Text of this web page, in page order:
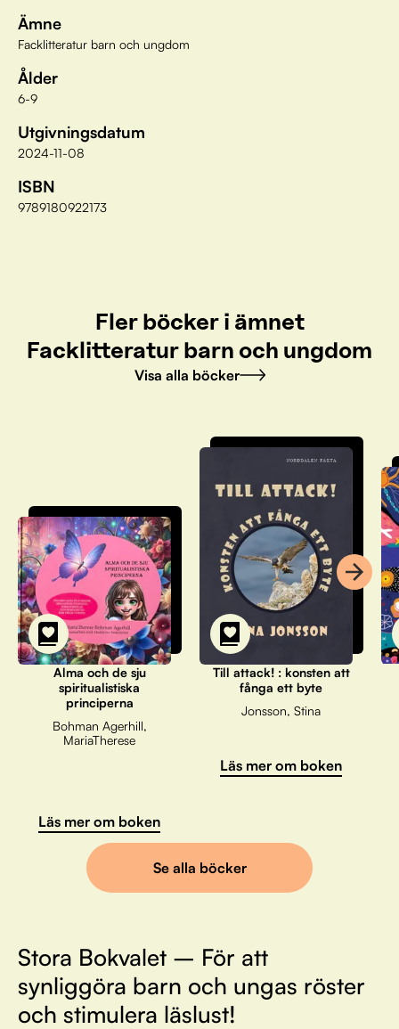
Ämne
Facklitteratur barn och ungdom
Ålder
6-9
Utgivningsdatum
2024-11-08
ISBN
9789180922173
Fler böcker i ämnet
Facklitteratur barn och ungdom
Visa alla böcker
Alma och de sju
spiritualistiska
principerna
Bohman Agerhill,
MariaTherese
Läs mer om boken
Till attack! : konsten att
fånga ett byte
Jonsson, Stina
Läs mer om boken
Se alla böcker
Stora Bokvalet – För att
synliggöra barn och ungas röster
och stimulera läslust!